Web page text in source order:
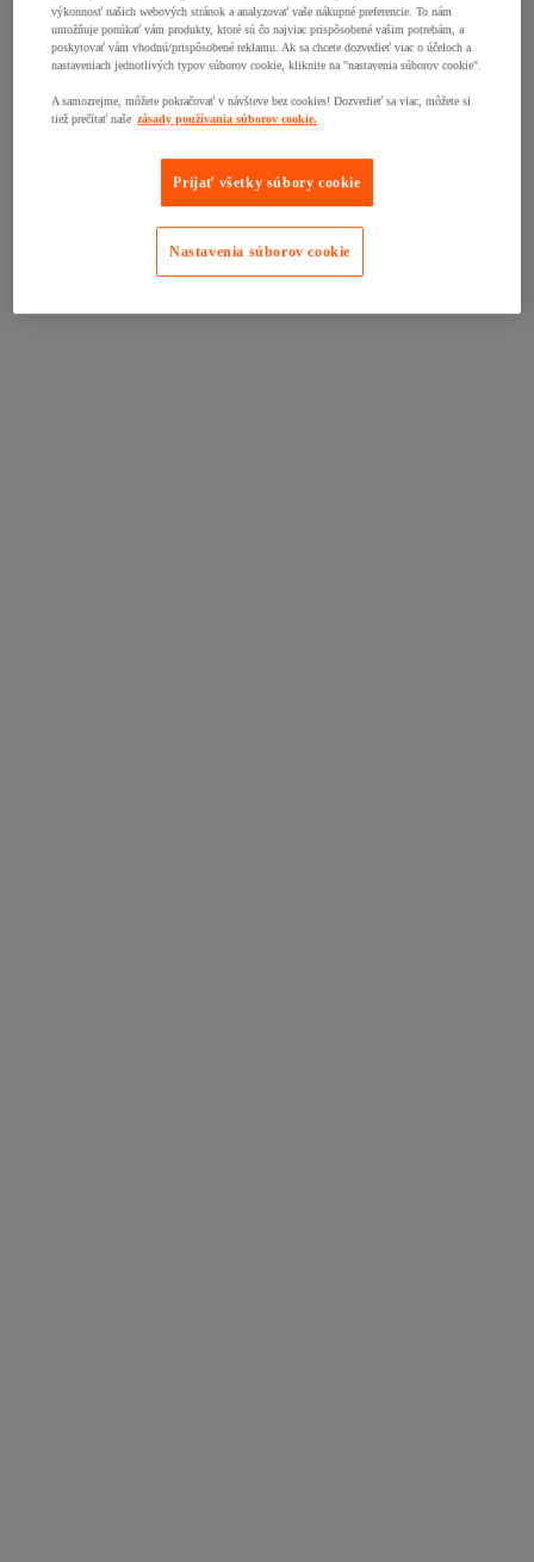
výkonnosť našich webových stránok a analyzovať vaše nákupné preferencie. To nám
umožňuje ponúkať vám produkty, ktoré sú čo najviac prispôsobené vašim potrebám, a
poskytovať vám vhodnú/prispôsobené reklamu. Ak sa chcete dozvedieť viac o účeloch a
nastaveniach jednotlivých typov súborov cookie, kliknite na "nastavenia súborov cookie".
A samozrejme, môžete pokračovať v návšteve bez cookies! Dozvedieť sa viac, môžete si
tiež prečítať naše zásady používania súborov cookie.
Prijať všetky súbory cookie
Nastavenia súborov cookie